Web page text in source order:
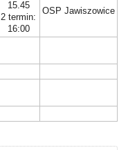
15.45
2 termin:
16:00
OSP Jawiszowice